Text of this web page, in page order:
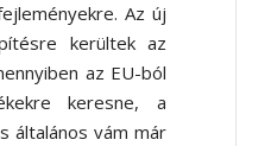
Az új
kerültek az
az EU-ból
keresne, a
általános vám már